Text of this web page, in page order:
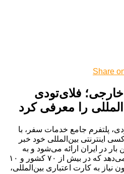
Share
فلای‌تودی
را معرفی کرد
پلتفرم جامع خدمات سفر، با
اینترنتی بین‌المللی خود خبر
در ایران ارائه می‌شود و به
مسافران ایرانی این امکان را می‌دهد که در بیش از ۷۰ کشور و ۱۰
به کارت اعتباری بین‌المللی،